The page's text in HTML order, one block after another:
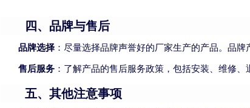
四、品牌与售后
品牌选择 ：尽量选择品牌声誉好的厂家生产的产品。品
售后服务 ：了解产品的售后服务政策，包括安装、维修
五、其他注意事项